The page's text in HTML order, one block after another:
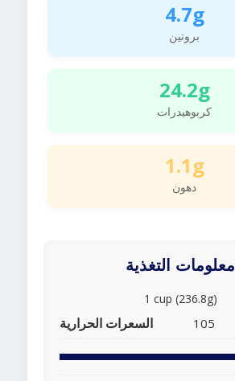
4.7g
بروتين
24.2g
كربوهيدرات
1.1g
دهون
معلومات التغذية
1 cup (236.8g)
السعرات الحرارية 105